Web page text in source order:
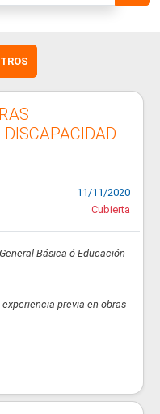
11/11/2020
Cubierta
Básica ó Educación
experiencia previa en obras